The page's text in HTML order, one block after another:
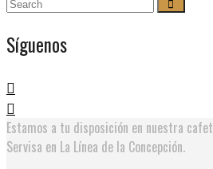
Síguenos
Estamos a tu disposición en nuestra
Servisa en La Línea de la Concepción.